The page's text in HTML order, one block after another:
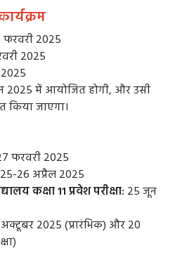
फरवरी 2025
2025
2025 में आयोजित होगी, और उसी
किया जाएगा।
फरवरी 2025
25-26 अप्रैल 2025
कक्षा 11 प्रवेश परीक्षा: 25 जून
2025 (प्रारंभिक) और 20